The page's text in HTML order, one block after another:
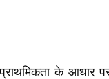
प्राथमिकता के आधार